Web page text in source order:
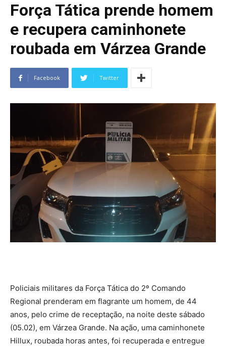
Força Tática prende homem
e recupera caminhonete
roubada em Várzea Grande
Facebook Twitter
Policiais militares da Força Tática do 2º Comando
Regional prenderam em flagrante um homem, de 44
anos, pelo crime de receptação, na noite deste sábado
(05.02), em Várzea Grande. Na ação, uma caminhonete
Hillux, roubada horas antes, foi recuperada e entregue